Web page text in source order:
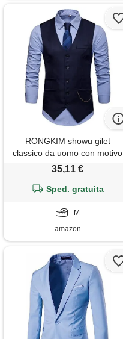
RONGKIM showu gilet
classico da uomo con motivo
cachemire, doppiopetto, slim
affari, marina militare, m
35,11 €
Sped. gratuita
M
amazon